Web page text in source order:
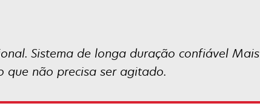
Sistema de longa duração confiável Mais
que não precisa ser agitado.